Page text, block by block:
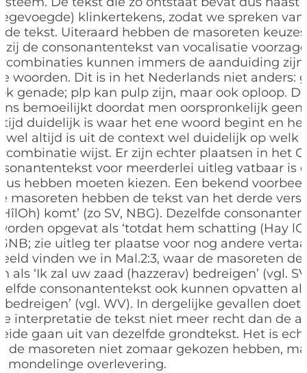
klinkertekens, zodat we spreken van
tekst. Uiteraard hebben de masoreten
zij de consonantentekst van vocalisatie
kunnen immers de aanduiding zijn
woorden. Dit is in het Nederlands niet anders:
genade; plp kan pulp zijn, maar ook oploop.
bemoeilijkt doordat men oorspronkelijk geen
duidelijk is waar het ene woord begint en
altijd is uit de context wel duidelijk op welk
wijst. Er zijn echter plaatsen in het
voor meerderlei uitleg vatbaar is
hebben moeten kiezen. Een bekend
masoreten hebben de tekst van het derde
komt’ (zo SV, NBG). Dezelfde
opgevat als ‘totdat hem schatting (Hay
zie uitleg ter plaatse voor nog andere
vinden we in Mal.2:3, waar de masoreten
als ‘Ik zal uw zaad (hazzerav) bedreigen’ (vgl.
consonantentekst ook kunnen opvatten
bedreigen’ (vgl. WV). In dergelijke gevallen doet
interpretatie de tekst niet meer recht dan de
gaan uit van dezelfde grondtekst. Het is
de masoreten niet zomaar gekozen hebben,
mondelinge overlevering.